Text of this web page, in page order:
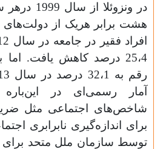
در ونزوئلا
هشت برابر هریک از
25،4 درصد کاهش یافت. اما
آمار رسمی‌ای در این‌باره
شاخص‌های اجتماعی‌ مثل
برای اندازه‌گیری نابرابری
توسط سازمان ملل متحد برای